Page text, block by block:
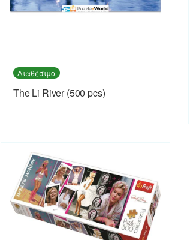
Διαθέσιμο
The Li River (500 pcs)